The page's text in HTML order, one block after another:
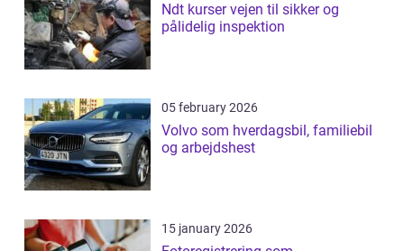
Ndt kurser vejen til sikker og
pålidelig inspektion
05 february 2026
Volvo som hverdagsbil, familiebil
og arbejdshest
15 january 2026